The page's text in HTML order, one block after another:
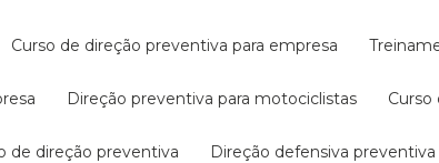
curso de direção preventiva para empresa
direção preventiva para motociclistas
de direção preventiva direção defensiva preventiva